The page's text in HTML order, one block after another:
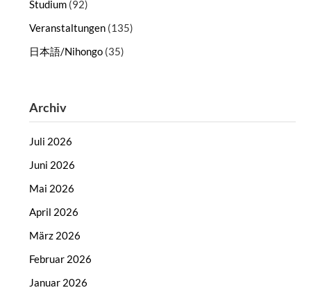
Studium (92)
Veranstaltungen (135)
日本語/Nihongo (35)
Archiv
Juli 2026
Juni 2026
Mai 2026
April 2026
März 2026
Februar 2026
Januar 2026